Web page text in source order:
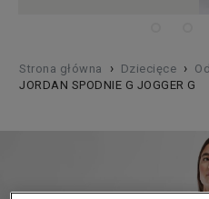
Strona główna › Dziecięce ›
JORDAN SPODNIE G JOGGER G